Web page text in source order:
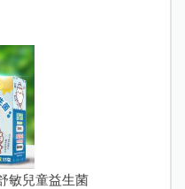
敏兒童益生菌